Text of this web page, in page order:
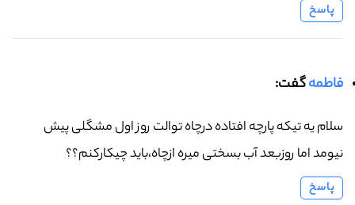
پاسخ
فاطمهگفت:
سلام یه تیکه پارچه افتاده درچاه توالت روز اول مشگلی پیش
نیومد اما روزبعد آب بسختی میره ازچاه،باید چیکارکنم؟؟
پاسخ